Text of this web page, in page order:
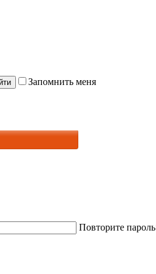
Запомнить меня
Повторите пароль